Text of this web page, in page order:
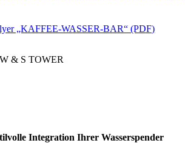
„KAFFEE-WASSER-BAR“ (PDF)
W & S TOWER
Integration Ihrer Wasserspender